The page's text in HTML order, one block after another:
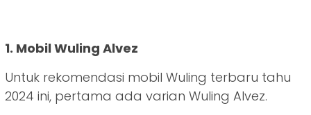
1. Mobil Wuling Alvez
Untuk rekomendasi mobil Wuling terbaru tahu
2024 ini, pertama ada varian Wuling Alvez.